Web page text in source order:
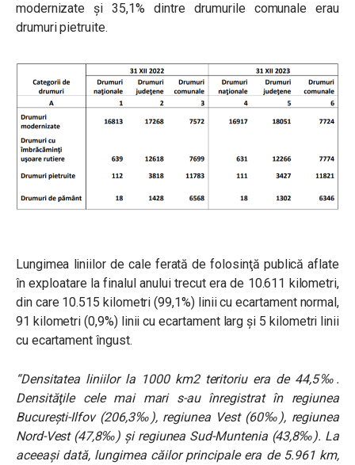
modernizate și 35,1% dintre drumurile comunale erau
drumuri pietruite.
Lungimea liniilor de cale ferată de folosinţă publică aflate
în exploatare la finalul anului trecut era de 10.611 kilometri,
din care 10.515 kilometri (99,1%) linii cu ecartament normal,
91 kilometri (0,9%) linii cu ecartament larg şi 5 kilometri linii
cu ecartament îngust.
“Densitatea liniilor la 1000 km2 teritoriu era de 44,5‰.
Densităţile cele mai mari s-au înregistrat în regiunea
Bucureşti-Ilfov (206,3‰), regiunea Vest (60‰), regiunea
Nord-Vest (47,8‰) și regiunea Sud-Muntenia (43,8‰). La
aceeași dată, lungimea căilor principale era de 5.961 km,